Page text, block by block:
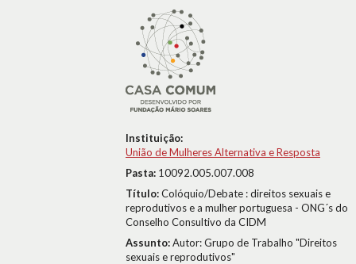
Instituição:
União de Mulheres Alternativa e Resposta
Pasta: 10092.005.007.008
Título:Colóquio/Debate : direitos sexuais e
reprodutivos e a mulher portuguesa - ONG´s do
Conselho Consultivo da CIDM
Assunto:Autor: Grupo de Trabalho "Direitos
sexuais e reprodutivos"